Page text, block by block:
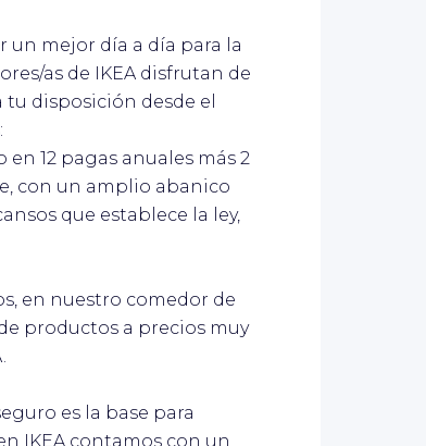
un mejor día a día para la
as de IKEA disfrutan de
disposición desde el
12 pagas anuales más 2
con un amplio abanico
que establece la ley,
en nuestro comedor de
productos a precios muy
es la base para
IKEA contamos con un